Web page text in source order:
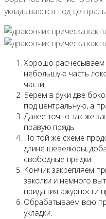
укладываются под
Хорошо расчесываем
небольшую часть
части.
Берем в руки две
под центральную, а
Далее точно так же
правую прядь.
По той же схеме
длине шевелюры,
свободные прядки.
Кончик закрепляем
заколки и немного
придания ажурности
Обрабатываем всю
укладки.